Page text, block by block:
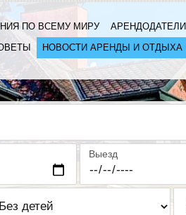
ПО ВСЕМУ МИРУ
АРЕНДОДАТЕЛИ
НОВОСТИ АРЕНДЫ И ОТДЫХА
Выезд